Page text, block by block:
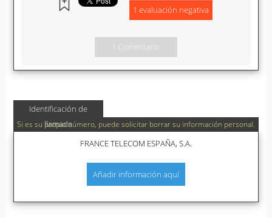
1 evaluación negativa
1 Comentario
Identificación de
llamada
Si es su propio número, puede solicitar borrar su información personal.
FRANCE TELECOM ESPAÑA, S.A.
Añadir información aquí